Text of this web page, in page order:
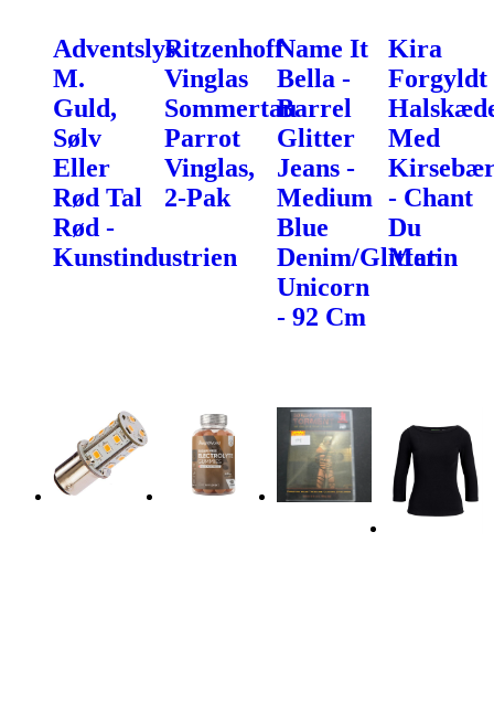
Adventslys
M.
Guld,
Sølv
Eller
Rød Tal
Rød -
Kunstindustrien
Ritzenhoff
Vinglas
Sommertau
Parrot
Vinglas,
2-Pak
Name It
Bella -
Barrel
Glitter
Jeans -
Medium
Blue
Denim/Glitter
Unicorn
- 92 Cm
Kira
Forgyldt
Med
- Chant
Du
Matin